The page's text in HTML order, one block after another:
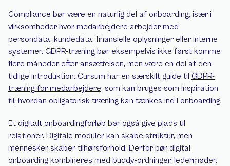
Compliance bør være en naturlig del af onboarding, især i
virksomheder hvor medarbejdere arbejder med
persondata, kundedata, finansielle oplysninger eller interne
systemer. GDPR-træning bør eksempelvis ikke først komme
flere måneder efter ansættelsen, men være en del af den
tidlige introduktion. Cursum har en særskilt guide til GDPR-
træning for medarbejdere, som kan bruges som inspiration
til, hvordan obligatorisk træning kan tænkes ind i onboarding.
Et digitalt onboardingforløb bør også give plads til
relationer. Digitale moduler kan skabe struktur, men
mennesker skaber tilhørsforhold. Derfor bør digital
onboarding kombineres med buddy-ordninger, ledermøder,